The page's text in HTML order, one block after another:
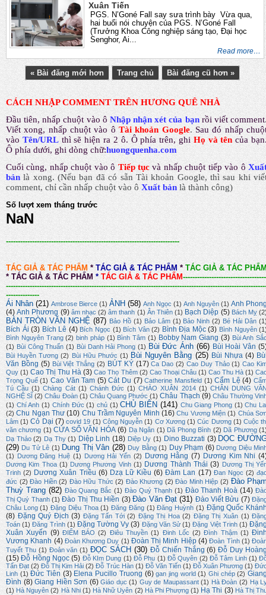
Xuân Tiến
PGS. N’Goné Fall say sưa trình bày Vừa qua,
hai buổi nói chuyện của PGS. N’Goné Fall
(Trưởng Khoa Công nghiệp sáng tạo, Đại học
Senghor, Ai...
Read more…
« Bài đăng mới hơn Trang chủ Bài đăng cũ hơn »
CÁCH NHẬP COMMENT TRÊN HƯƠNG QUÊ NHÀ
Đầu tiên, nhấp chuột vào ô Nhập nhận xét của bạn rồi viết comment
Viết xong, nhấp chuột vào ô Tài khoản Google. Sau đó nhấp
vào Tên/URL thì sẽ hiện ra 2 ô. Ô phía trên, ghi Họ và tên của
Ô phía dưới, ghi dòng chữ:huongquenha.com
Cuối cùng, nhấp chuột vào ô Tiếp tục và nhấp chuột tiếp vào ô
bản là xong.(Nếu bạn đã có sẵn Tài khoản Google, thì sau khi
comment, chỉ cần nhấp chuột vào ô Xuất bản là thành công)
Số lượt xem tháng trước
NaN
-------------------------------------------------------------------------
TÁC GIẢ & TÁC PHẨM * TÁC GIẢ & TÁC PHẨM * TÁC GIẢ & TÁC
* TÁC GIẢ & TÁC PHẨM * TÁC GIẢ & TÁC PHẨM-----------------------------------
--------------
Ái Nhân (21) Ambrose Bierce (1) ẢNH (58) Anh Ngọc (1) Anh Nguyên (1) Anh
(4) Anh Phương (9) âm nhạc (2) âm thanh (1) Ân Thiên (1) Bạch Diệp (5) Bách Mỵ
BÀN TRÒN VĂN NGHỆ (87) Bảo Hồ (1) Bảo Lâm (1) Bảo Ninh (2) Bé Hải Dân
Bích Ái (3) Bích Lê (4) Bích Ngọc (1) Bích Vân (2) Bình Địa Mộc (3) Bình Nguyên
Bình Nguyên Trang (2) binh pháp (1) Bình Tâm (1) Bobby Nam Giang (3) Bùi Anh
(1) Bùi Công Thuấn (1) Bùi Danh Hải Phong (1) Bùi Đức Ánh (66) Bùi Hoài Vân
Bùi Huyền Tương (2) Bùi Hữu Phước (1) Bùi Nguyên Bằng (25) Bùi Nhựa (4)
Văn Bồng (5) Bùi Việt Thắng (2) BÚT KÝ (17) Ca Dao (2) Cao Duy Thảo (1) Cao
Quy (1) Cao Thị Thu Hà (3) Cao Thọ Thêm (2) Cao Thoại Châu (1) Cao Thu Hà (1)
Trọng Quế (1) Cao Văn Tam (5) Cát Du (7) Catherine Mansfield (1) Cẩm Lệ (4)
Tú Cầu (1) Chàng Cát (1) Chánh Đức (1) CHÀO XUÂN 2014 (1) CHÂN DUNG
NGHỆ SĨ (2) Châu Đoàn (1) Châu Quang Phước (1) Châu Thạch (9) Châu Thường
(1) Chí Anh (1) Chính Đức (1) chủ (1) CHỦ BIÊN (141) Chu Giang Phong (1) Chu
(2) Chu Ngạn Thư (10) Chu Trầm Nguyên Minh (16) Chu Vương Miện (1) Chúa
Lâm (1) Cỏ Dại (7) covid 19 (1) Công Nguyễn (1) Cơ Xương (1) Cúc Dương (1) Cuộc
văn chương (1) CỬA SỔ VĂN HÓA (6) Dạ Ngân (1) Dã Phong Bình (2) Dã Phương
Dạ Thảo (2) Dạ Thy (1) Diệp Linh (18) Diệp Uy (1) Dino Buzzati (3) DỌC
(29) Du Tử Lê (1) Dung Thị Vân (28) Duy Bằng (1) Duy Phạm (6) Dương Diệu
(1) Dương Đăng Huệ (1) Dương Hải Yến (2) Dương Hằng (7) Dương Kim Nhi
Dương Kim Thoa (1) Dương Phương Vinh (1) Dương Thành Thái (3) Dương Thị
Trinh (2) Dương Xuân Triều (6) Dzạ Lữ Kiều (6) Đàm Lan (17) Đan Ngọc (2)
đức (2) Đào Hiền (2) Đào Hữu Thức (2) Đào Khương (2) Đào Minh Hiệp (2) Đào
Thuỳ Trang (82) Đào Quang Bắc (1) Đào Quý Thạnh (1) Đào Thanh Hoà (14)
Thị Quý Thanh (1) Đào Thị Thu Hiền (3) Đào Văn Đạt (31) Đào Viết Bửu (7)
Châu Long (1) Đặng Diệu Thoa (1) Đăng Đăng (1) Đăng Huỳnh (1) Đặng Quốc
(8) Đặng Quý Địch (3) Đặng Tấn Tới (2) Đặng Thị Hoa (2) Đặng Thị Xuân (1)
Toán (1) Đăng Trình (1) Đặng Tường Vy (3) Đặng Văn Sử (1) Đặng Việt Trinh (1)
Xuân Xuyến (9) ĐIỂM BÁO (2) Điêu Thuyền (1) Đinh Lốc (2) Đình Thậm (1)
Vương Khanh (4) Đoàn Khương Duy (1) Đoàn Thị Minh Hiệp (4) Đoàn Tình (1)
Tuyết Thu (1) Đoản văn (1) ĐỌC SÁCH (30) Đỗ Chiến Thắng (6) Đỗ Duy
(15) Đỗ Hồng Ngọc (5) Đỗ KIm Dung (1) Đỗ Phu (1) Đỗ Quyên (2) Đỗ Tâm Linh (1)
Tấn Đạt (2) Đỗ Thị Kim Hải (2) Đỗ Trúc Hàn (1) Đỗ Văn Tiến (1) Đỗ Xuân Phương (1)
Linh (1) Đức Tiên (3) Elena Pucillo Truong (6) gan jing world (1) Ghi chép (2)
Đình (8) Giang Hiền Sơn (6) Giáo dục (1) Guy de Maupassant (1) Hà Đoàn (2) Hạ
(1) Hà Nguyên (2) Hà Nhi (1) Hà Nhữ Uyên (2) Hà Phi Phượng (1) Hạ Thi (3) Hà Thị